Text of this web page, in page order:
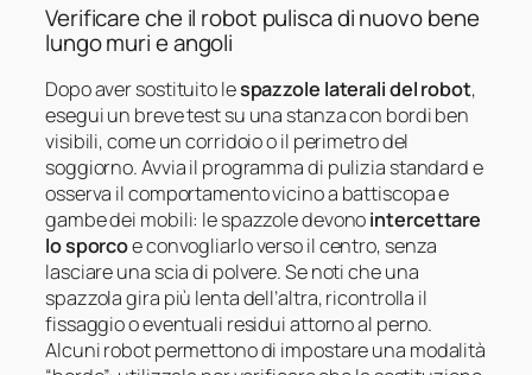
Verificare che il robot pulisca di nuovo bene
lungo muri e angoli
Dopo aver sostituito lespazzole laterali del robot,
esegui un breve test su una stanza con bordi ben
visibili, come un corridoio o il perimetro del
soggiorno. Avvia il programma di pulizia standard e
osserva il comportamento vicino a battiscopa e
gambe dei mobili: le spazzole devonointercettare
lo sporcoe convogliarlo verso il centro, senza
lasciare una scia di polvere. Se noti che una
spazzola gira più lenta dell’altra, ricontrolla il
fissaggio o eventuali residui attorno al perno.
Alcuni robot permettono di impostare una modalità